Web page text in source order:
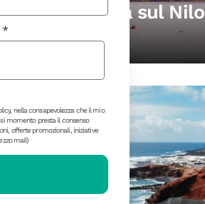
Avventura sul Nilo
nella consapevolezza che il mio
momento presta il consenso
offerte promozionali, iniziative
mail)